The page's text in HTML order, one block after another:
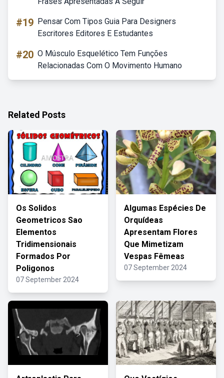
#19 Pensar Com Tipos Guia Para Designers
Escritores Editores E Estudantes
#20 O Músculo Esquelético Tem Funções
Relacionadas Com O Movimento Humano
Related Posts
Os Solidos
Geometricos Sao
Elementos
Tridimensionais
Formados Por
Poligonos
07 September 2024
Algumas Espécies De
Orquídeas
Apresentam Flores
Que Mimetizam
Vespas Fêmeas
07 September 2024